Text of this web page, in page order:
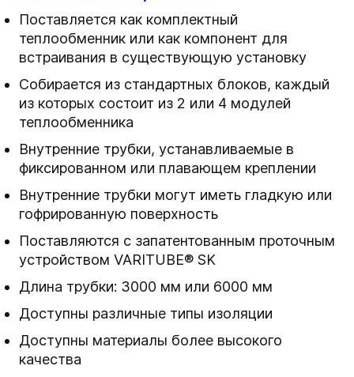
Поставляется как комплектный
теплообменник или как компонент для
встраивания в существующую установку
Собирается из стандартных блоков, каждый
из которых состоит из 2 или 4 модулей
теплообменника
Внутренние трубки, устанавливаемые в
фиксированном или плавающем креплении
Внутренние трубки могут иметь гладкую или
гофрированную поверхность
Поставляются с запатентованным проточным
устройством VARITUBE® SK
Длина трубки: 3000 мм или 6000 мм
Доступны различные типы изоляции
Доступны материалы более высокого
качества